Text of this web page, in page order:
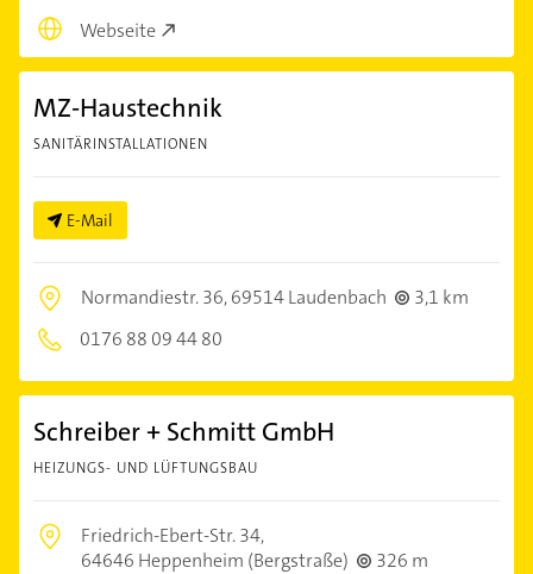
Webseite
MZ-Haustechnik
SANITÄRINSTALLATIONEN
E-Mail
Normandiestr. 36,69514 Laudenbach
3,1 km
0176 88 09 44 80
Schreiber + Schmitt GmbH
HEIZUNGS- UND LÜFTUNGSBAU
Friedrich-Ebert-Str. 34,
64646 Heppenheim (Bergstraße)
326 m